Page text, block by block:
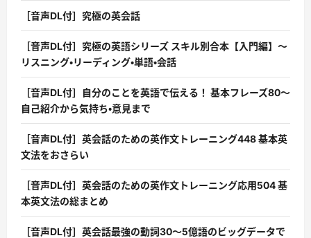
［音声DL付］究極の英会話
［音声DL付］究極の英語シリーズ スキル別合本【入門編】〜
リスニング・リーディング・単語・会話
［音声DL付］自分のことを英語で伝える！ 基本フレーズ80〜
自己紹介から気持ち・意見まで
［音声DL付］英会話のための英作文トレーニング448 基本英
文法をおさらい
［音声DL付］英会話のための英作文トレーニング応用504 基
本英文法の総まとめ
［音声DL付］英会話最強の動詞30〜5億語のビッグデータで